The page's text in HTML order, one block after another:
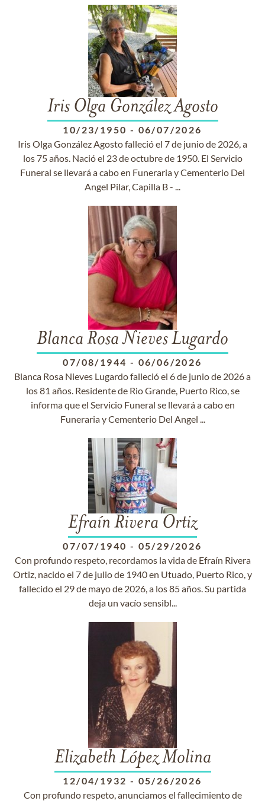
Iris Olga González Agosto
10/23/1950 - 06/07/2026
Iris Olga González Agosto falleció el 7 de junio de 2026, a
los 75 años. Nació el 23 de octubre de 1950. El Servicio
Funeral se llevará a cabo en Funeraria y Cementerio Del
Angel Pilar, Capilla B - ...
Blanca Rosa Nieves Lugardo
07/08/1944 - 06/06/2026
Blanca Rosa Nieves Lugardo falleció el 6 de junio de 2026 a
los 81 años. Residente de Rio Grande, Puerto Rico, se
informa que el Servicio Funeral se llevará a cabo en
Funeraria y Cementerio Del Angel ...
Efraín Rivera Ortiz
07/07/1940 - 05/29/2026
Con profundo respeto, recordamos la vida de Efraín Rivera
Ortiz, nacido el 7 de julio de 1940 en Utuado, Puerto Rico, y
fallecido el 29 de mayo de 2026, a los 85 años. Su partida
deja un vacío sensibl...
Elizabeth López Molina
12/04/1932 - 05/26/2026
Con profundo respeto, anunciamos el fallecimiento de